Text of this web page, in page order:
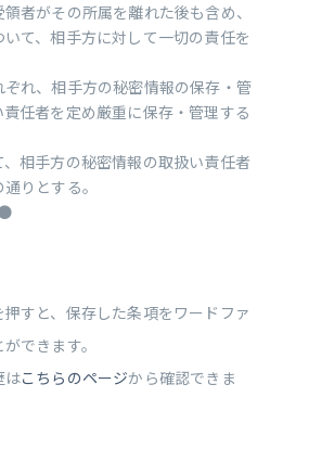
者がその所属を離れた後も含め、
て、相手方に対して一切の責任を
れ、相手方の秘密情報の保存・管
任者を定め厳重に保存・管理する
相手方の秘密情報の取扱い責任者
りとする。
すと、保存した条項をワードファ
できます。
はこちらのページから確認できま